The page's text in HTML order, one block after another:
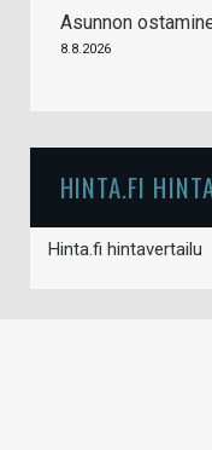
Asunnon
8.8.2026
HINTA.FI
Hinta.fi hintavertailu